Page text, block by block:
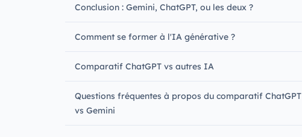
Conclusion : Gemini, ChatGPT, ou les deux ?
Comment se former à l'IA générative ?
Comparatif ChatGPT vs autres IA
Questions fréquentes à propos du comparatif ChatGPT
vs Gemini